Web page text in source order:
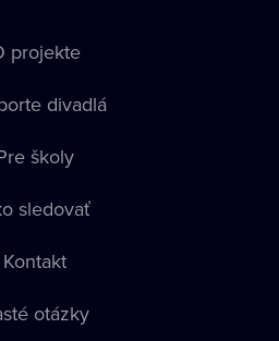
projekte
divadlá
školy
sledovať
Kontakt
otázky